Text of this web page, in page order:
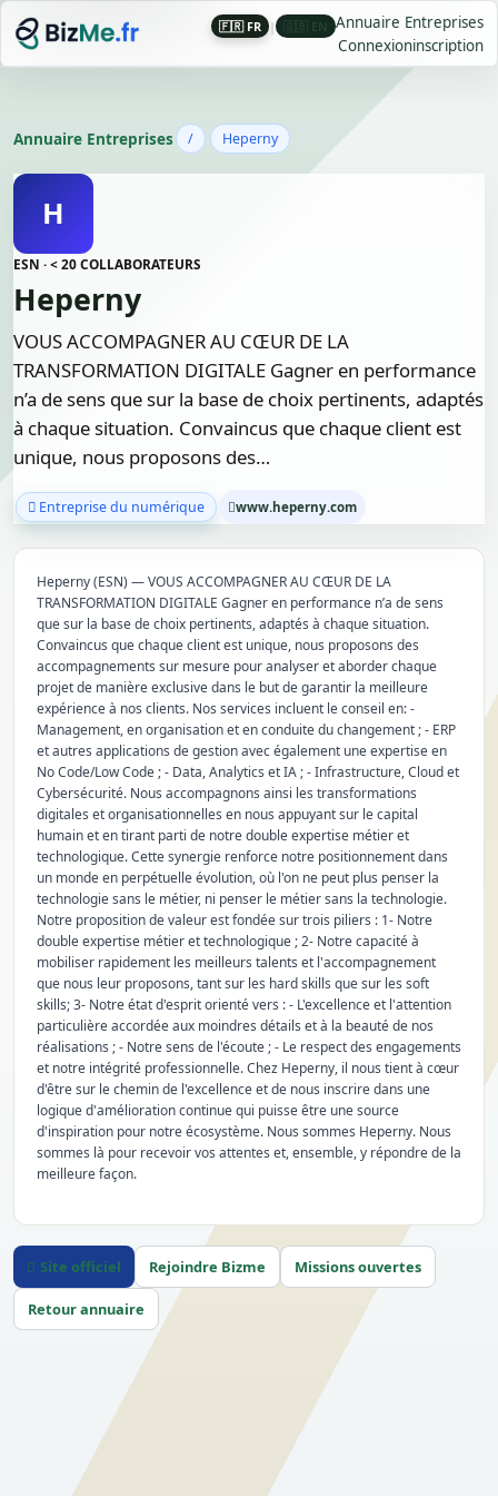
🇫🇷 FR |
Annuaire Entreprises
Connexioninscription
Annuaire Entreprises / Heperny
H
ESN · < 20 COLLABORATEURS
Heperny
VOUS ACCOMPAGNER AU CŒUR DE LA
TRANSFORMATION DIGITALE Gagner en performance
n’a de sens que sur la base de choix pertinents, adaptés
à chaque situation. Convaincus que chaque client est
unique, nous proposons des…
Entreprise du numérique www.heperny.com
Heperny (ESN) — VOUS ACCOMPAGNER AU CŒUR DE LA
TRANSFORMATION DIGITALE Gagner en performance n’a de sens
que sur la base de choix pertinents, adaptés à chaque situation.
Convaincus que chaque client est unique, nous proposons des
accompagnements sur mesure pour analyser et aborder chaque
projet de manière exclusive dans le but de garantir la meilleure
expérience à nos clients. Nos services incluent le conseil en: -
Management, en organisation et en conduite du changement ; - ERP
et autres applications de gestion avec également une expertise en
No Code/Low Code ; - Data, Analytics et IA ; - Infrastructure, Cloud et
Cybersécurité. Nous accompagnons ainsi les transformations
digitales et organisationnelles en nous appuyant sur le capital
humain et en tirant parti de notre double expertise métier et
technologique. Cette synergie renforce notre positionnement dans
un monde en perpétuelle évolution, où l'on ne peut plus penser la
technologie sans le métier, ni penser le métier sans la technologie.
Notre proposition de valeur est fondée sur trois piliers : 1- Notre
double expertise métier et technologique ; 2- Notre capacité à
mobiliser rapidement les meilleurs talents et l'accompagnement
que nous leur proposons, tant sur les hard skills que sur les soft
skills; 3- Notre état d'esprit orienté vers : - L'excellence et l'attention
particulière accordée aux moindres détails et à la beauté de nos
réalisations ; - Notre sens de l'écoute ; - Le respect des engagements
et notre intégrité professionnelle. Chez Heperny, il nous tient à cœur
d'être sur le chemin de l'excellence et de nous inscrire dans une
logique d'amélioration continue qui puisse être une source
d'inspiration pour notre écosystème. Nous sommes Heperny. Nous
sommes là pour recevoir vos attentes et, ensemble, y répondre de la
meilleure façon.
Site officiel Rejoindre Bizme Missions ouvertes
Retour annuaire